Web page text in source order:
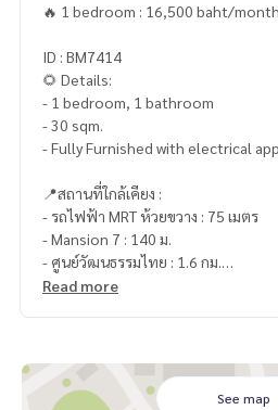
🔥 1 bedroom : 16,500 baht/
ID : BM7414
🌻 Details:
- 1 bedroom, 1 bathroom
- 30 sqm.
- Fully Furnished with electrical
📍สถานที่ใกล้เคียง :
- รถไฟฟ้า MRT ห้วยขวาง : 75 เมตร
- Mansion 7 : 140 ม.
- ศูนย์วัฒนธรรมไทย : 1.6 กม.
- บุญถาวร รัชดาภิเษก : 1.9 กม.
🥰 Contact
Read more
See map